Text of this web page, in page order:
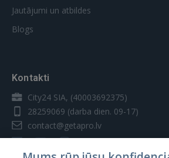
Jautājumi un atbildes
Blogs
Kontakti
City24 SIA, (40003692375)
28259069 (darba dien. 09-17)
contact@getapro.lv